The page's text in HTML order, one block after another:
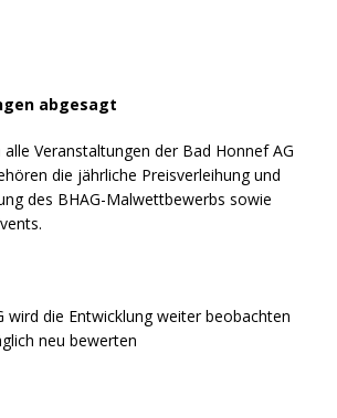
abgesagt
Veranstaltungen der Bad Honnef AG
die jährliche Preisverleihung und
des BHAG-Malwettbewerbs sowie
wird die Entwicklung weiter beobachten
neu bewerten